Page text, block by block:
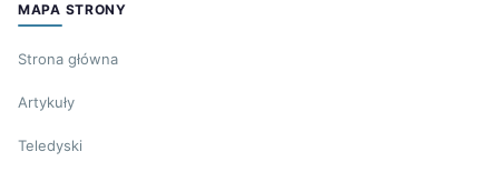
MAPA STRONY
Strona główna
Artykuły
Teledyski